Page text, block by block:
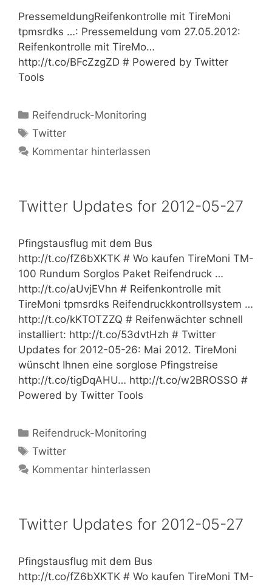
PressemeldungReifenkontrolle mit TireMoni
tpmsrdks …: Pressemeldung vom 27.05.2012:
Reifenkontrolle mit TireMo…
http://t.co/BFcZzgZD # Powered by Twitter
Tools
Kategorien
Reifendruck-Monitoring
Schlagwörter
Twitter
Kommentar hinterlassen
Twitter Updates for 2012-05-27
Pfingstausflug mit dem Bus
http://t.co/fZ6bXKTK # Wo kaufen TireMoni TM-
100 Rundum Sorglos Paket Reifendruck …
http://t.co/aUvjEVhn # Reifenkontrolle mit
TireMoni tpmsrdks Reifendruckkontrollsystem …
http://t.co/kKTOTZZQ # Reifenwächter schnell
installiert: http://t.co/53dvtHzh # Twitter
Updates for 2012-05-26: Mai 2012. TireMoni
wünscht Ihnen eine sorglose Pfingstreise
http://t.co/tigDqAHU… http://t.co/w2BROSSO #
Powered by Twitter Tools
Kategorien
Reifendruck-Monitoring
Schlagwörter
Twitter
Kommentar hinterlassen
Twitter Updates for 2012-05-27
Pfingstausflug mit dem Bus
http://t.co/fZ6bXKTK # Wo kaufen TireMoni TM-